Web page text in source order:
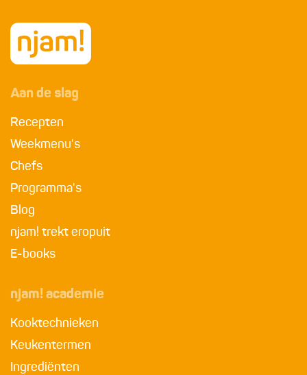
Aan de slag
Recepten
Weekmenu's
Chefs
Programma's
Blog
njam! trekt eropuit
E-books
njam! academie
Kooktechnieken
Keukentermen
Ingrediënten